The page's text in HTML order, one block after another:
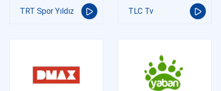
TRT Spor Yıldız TLC Tv